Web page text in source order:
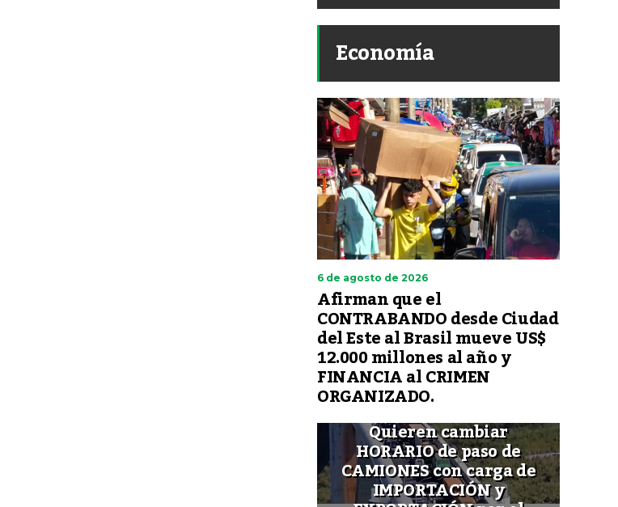
Economía
6 de agosto de 2026
Afirman que el
CONTRABANDO desde Ciudad
del Este al Brasil mueve US$
12.000 millones al año y
FINANCIA al CRIMEN
ORGANIZADO.
Quieren cambiar
HORARIO de paso de
CAMIONES con carga de
IMPORTACIÓN y